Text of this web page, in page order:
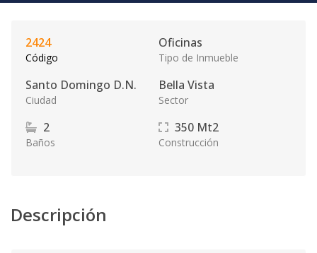
2424
Código
Oficinas
Tipo de Inmueble
Santo Domingo D.N.
Ciudad
Bella Vista
Sector
2
Baños
350 Mt2
Construcción
Descripción